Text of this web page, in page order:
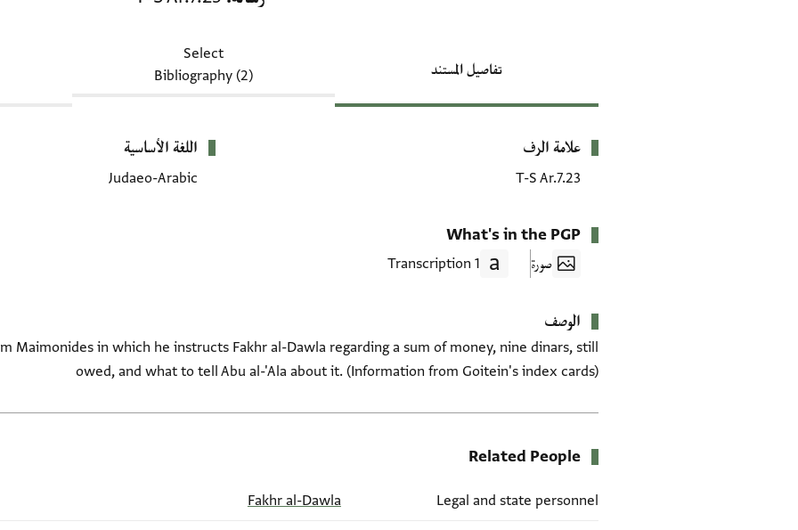
تفاصيل المستند
Select
Bibliography (2)
بيانات التعريف
علامة الرف
T-S Ar.7.23
اللغة الأساسية
Judaeo-Arabic
What's in the PGP
صورة 1 Transcription
الوصف
Maimonides in which he instructs Fakhr al-Dawla regarding a sum of money, nine dinars, still
owed, and what to tell Abu al-'Ala about it. (Information from Goitein's index cards)
Related People
Legal and state personnel
Fakhr al-Dawla